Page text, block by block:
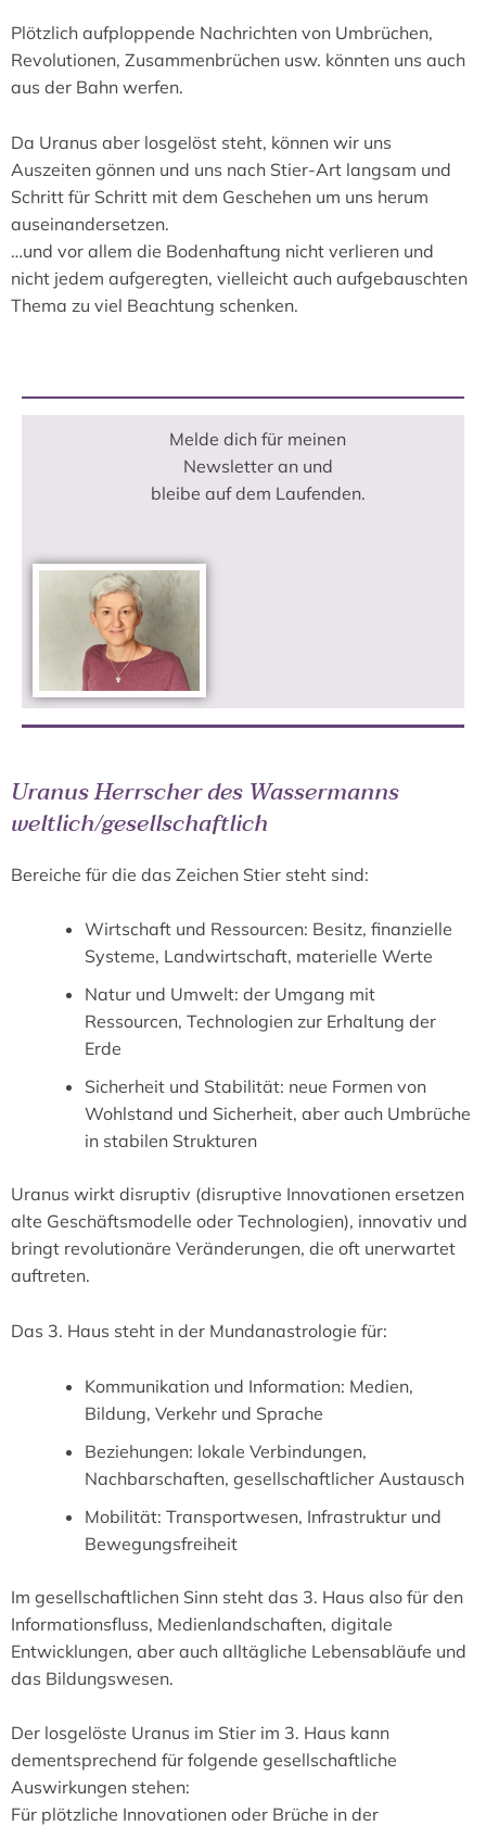
Plötzlich aufploppende Nachrichten von Umbrüchen,
Revolutionen, Zusammenbrüchen usw. könnten uns auch
aus der Bahn werfen.
Da Uranus aber losgelöst steht, können wir uns
Auszeiten gönnen und uns nach Stier-Art langsam und
Schritt für Schritt mit dem Geschehen um uns herum
auseinandersetzen.
…und vor allem die Bodenhaftung nicht verlieren und
nicht jedem aufgeregten, vielleicht auch aufgebauschten
Thema zu viel Beachtung schenken.
Melde dich für meinen
Newsletter an und
bleibe auf dem Laufenden.
Uranus Herrscher des Wassermanns
weltlich/gesellschaftlich
Bereiche für die das Zeichen Stier steht sind:
Wirtschaft und Ressourcen: Besitz, finanzielle
Systeme, Landwirtschaft, materielle Werte
Natur und Umwelt: der Umgang mit
Ressourcen, Technologien zur Erhaltung der
Erde
Sicherheit und Stabilität: neue Formen von
Wohlstand und Sicherheit, aber auch Umbrüche
in stabilen Strukturen
Uranus wirkt disruptiv (disruptive Innovationen ersetzen
alte Geschäftsmodelle oder Technologien), innovativ und
bringt revolutionäre Veränderungen, die oft unerwartet
auftreten.
Das 3. Haus steht in der Mundanastrologie für:
Kommunikation und Information: Medien,
Bildung, Verkehr und Sprache
Beziehungen: lokale Verbindungen,
Nachbarschaften, gesellschaftlicher Austausch
Mobilität: Transportwesen, Infrastruktur und
Bewegungsfreiheit
Im gesellschaftlichen Sinn steht das 3. Haus also für den
Informationsfluss, Medienlandschaften, digitale
Entwicklungen, aber auch alltägliche Lebensabläufe und
das Bildungswesen.
Der losgelöste Uranus im Stier im 3. Haus kann
dementsprechend für folgende gesellschaftliche
Auswirkungen stehen:
Für plötzliche Innovationen oder Brüche in der